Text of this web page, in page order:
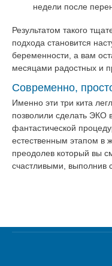
недели после
Результатом такого
подхода становится
беременности, а вам
месяцами радостных и
Современно,
Именно эти три кита
позволили сделать ЭКО
фантастической
естественным этапом в
преодолев который вы
счастливыми, выполнив